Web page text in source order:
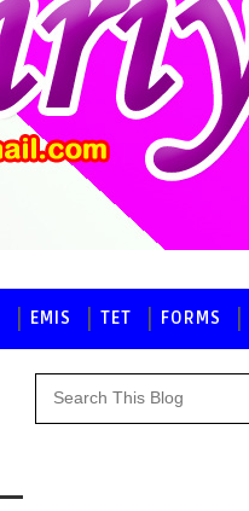
EMIS TET FORMS